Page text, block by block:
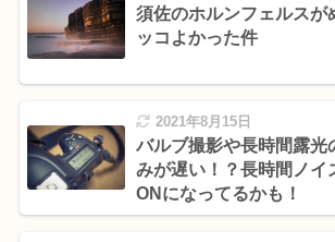
須佐のホルンフェルスが
ッコよかった件
2021年8月15日
バルブ撮影や長時間露光
みが遅い！？長時間ノイ
ONになってるかも！